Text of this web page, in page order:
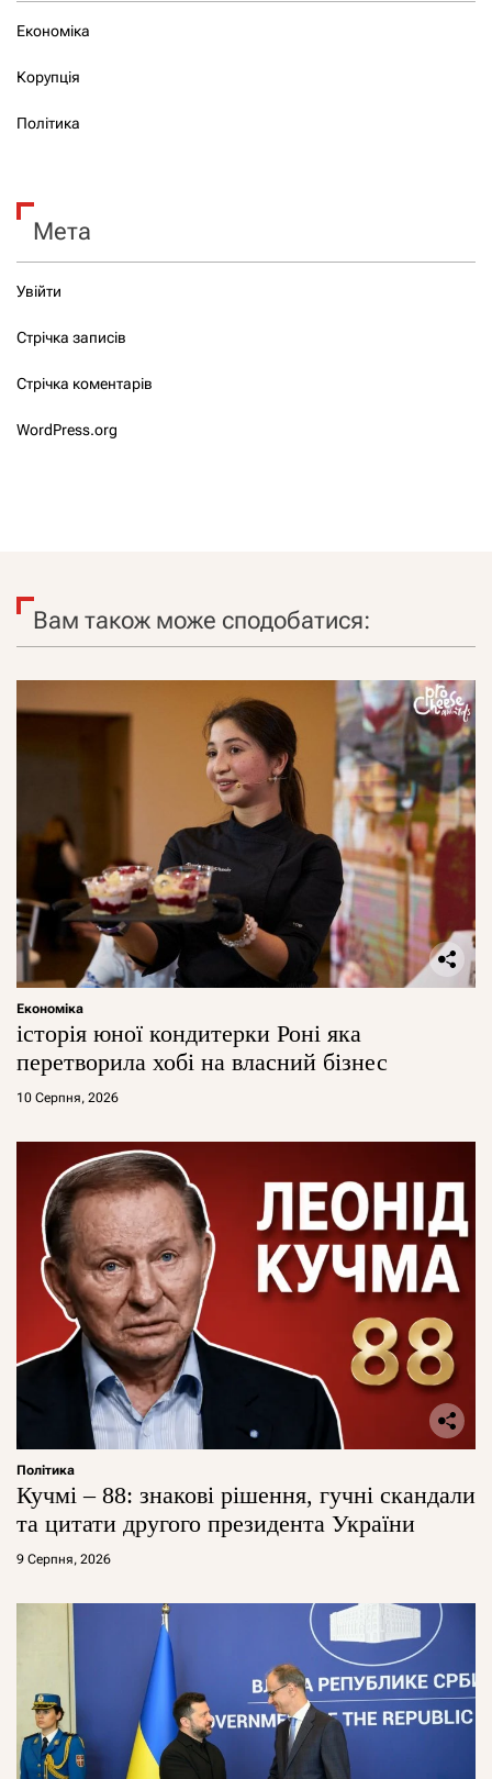
Економіка
Корупція
Політика
Мета
Увійти
Стрічка записів
Стрічка коментарів
WordPress.org
Вам також може сподобатися:
Економіка
історія юної кондитерки Роні яка
перетворила хобі на власний бізнес
10 Серпня, 2026
Політика
Кучмі – 88: знакові рішення, гучні скандали
та цитати другого президента України
9 Серпня, 2026